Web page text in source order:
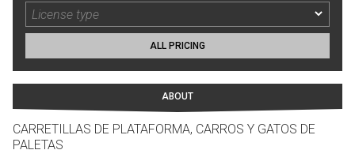
ALL PRICING
ABOUT
CARRETILLAS DE PLATAFORMA, CARROS Y GATOS DE
PALETAS